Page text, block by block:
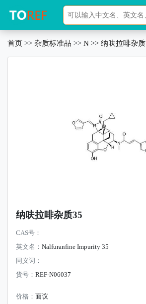
首页 >> 杂质标准品 >> N >> 纳呋拉啡杂质
纳呋拉啡杂质35
CAS号：
英文名： Nalfuranfine Impurity 35
同义词：
货号： REF-N06037
价格： 面议